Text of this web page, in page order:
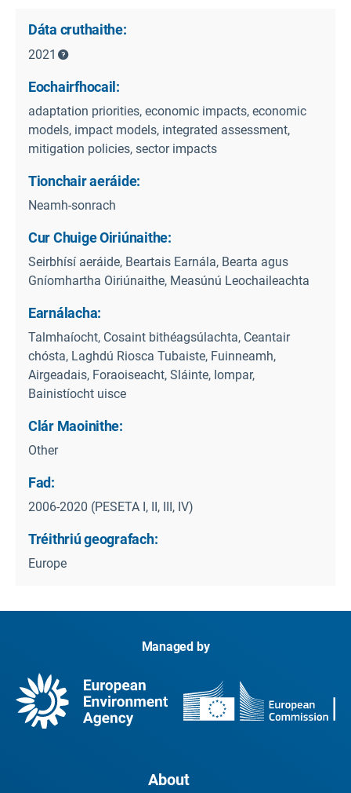
Dáta cruthaithe:
2021
Eochairfhocail:
adaptation priorities, economic impacts, economic
models, impact models, integrated assessment,
mitigation policies, sector impacts
Tionchair aeráide:
Neamh-sonrach
Cur Chuige Oiriúnaithe:
Seirbhísí aeráide, Beartais Earnála, Bearta agus
Gníomhartha Oiriúnaithe, Measúnú Leochaileachta
Earnálacha:
Talmhaíocht, Cosaint bithéagsúlachta, Ceantair
chósta, Laghdú Riosca Tubaiste, Fuinneamh,
Airgeadais, Foraoiseacht, Sláinte, Iompar,
Bainistíocht uisce
Clár Maoinithe:
Other
Fad:
2006-2020 (PESETA I, II, III, IV)
Tréithriú geografach:
Europe
Managed by
About